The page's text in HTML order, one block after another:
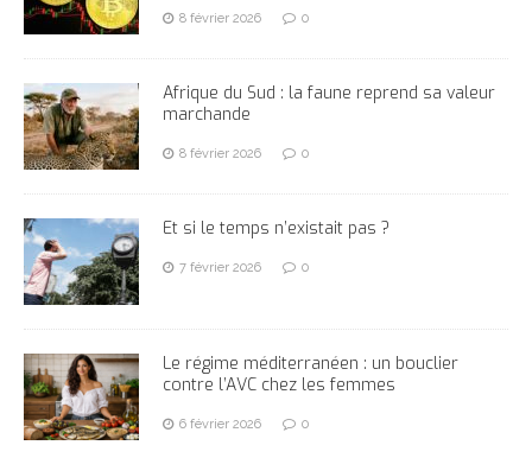
8 février 2026 0
Afrique du Sud : la faune reprend sa valeur
marchande
8 février 2026 0
Et si le temps n’existait pas ?
7 février 2026 0
Le régime méditerranéen : un bouclier
contre l’AVC chez les femmes
6 février 2026 0